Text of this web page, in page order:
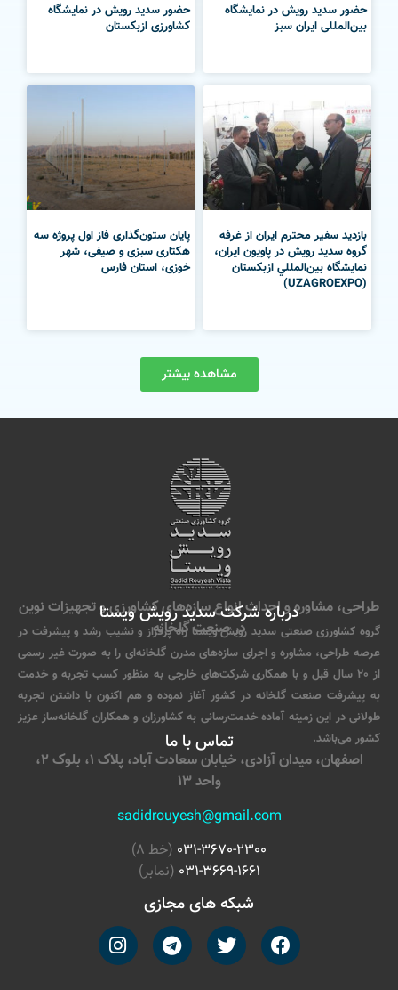
حضور سدید رویش در نمایشگاه
بین‌المللی ایران سبز
حضور سدید رویش در نمایشگاه
کشاورزی ازبکستان
بازدید سفیر محترم ایران از غرفه
گروه سديد رويش در پاویون ایران،
نمایشگاه بين‌المللي ازبکستان
(UZAGROEXPO)
پایان ستون‌گذاری فاز اول پروژه سه
هکتاری سبزی و صیفی، شهر
خوزی، استان فارس
مشاهده بیشتر
طراحی، مشاوره و احداث انواع سازه‌های کشاورزی و تجهیزات نوین
در صنعت گلخانه
درباره شرکت سدید رویش ویستا
گروه کشاورزی صنعتی سدید رویش ویستا راه پرفراز و نشیب رشد و پیشرفت در
عرصه طراحی، مشاوره و اجرای سازه‌های مدرن گلخانه‌ای را به صورت غیر رسمی
از 20 سال قبل و با همکاری شرکت‌های خارجی به منظور کسب تجربه و خدمت
به پیشرفت صنعت گلخانه در کشور آغاز نموده و هم اکنون با داشتن تجربه
طولانی در این زمینه آماده خدمت‌رسانی به کشاورزان و همکاران گلخانه‌ساز عزیز
کشور می‌باشد.
تماس با ما
اصفهان، میدان آزادی، خیابان سعادت آباد، پلاک 1، بلوک 2،
واحد 13
sadidrouyesh@gmail.com
031-3670-2300 (خط 8)
031-3669-1661 (نمابر)
شبکه های مجازی